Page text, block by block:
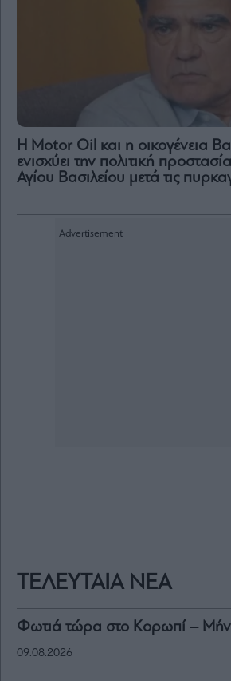
ΤΕΛΕΥΤΑΙΑ ΝΕΑ
Φωτιά τώρα στο Κορωπί –
09.08.2026
Η Motor Oil και η οικογένεια
ενισχύει την πολιτική
Αγίου Βασιλείου μετά τις